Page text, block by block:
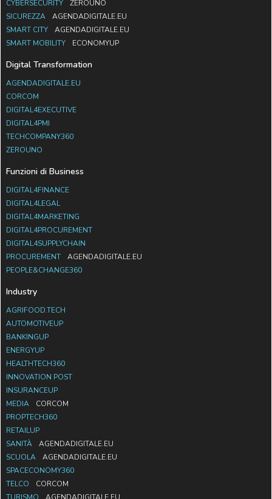
CYBERSECURITY
ZEROUNO
SICUREZZA
AGENDADIGITALE.EU
SMART CITY
AGENDADIGITALE.EU
SMART MOBILITY
ECONOMYUP
Digital Transformation
AGENDADIGITALE.EU
CORCOM
DIGITAL4EXECUTIVE
DIGITAL4PMI
TECHCOMPANY360
ZEROUNO
Funzioni di Business
DIGITAL4FINANCE
DIGITAL4LEGAL
DIGITAL4MARKETING
DIGITAL4PROCUREMENT
DIGITAL4SUPPLYCHAIN
PROCUREMENT
AGENDADIGITALE.EU
PEOPLE&CHANGE360
Industry
AGRIFOOD.TECH
AUTOMOTIVEUP
BANKINGUP
ENERGYUP
HEALTHTECH360
INNOVATION POST
INSURANCEUP
MEDIA
CORCOM
PROPTECH360
RETAILUP
SANITÀ
AGENDADIGITALE.EU
SCUOLA
AGENDADIGITALE.EU
SPACECONOMY360
TELCO
CORCOM